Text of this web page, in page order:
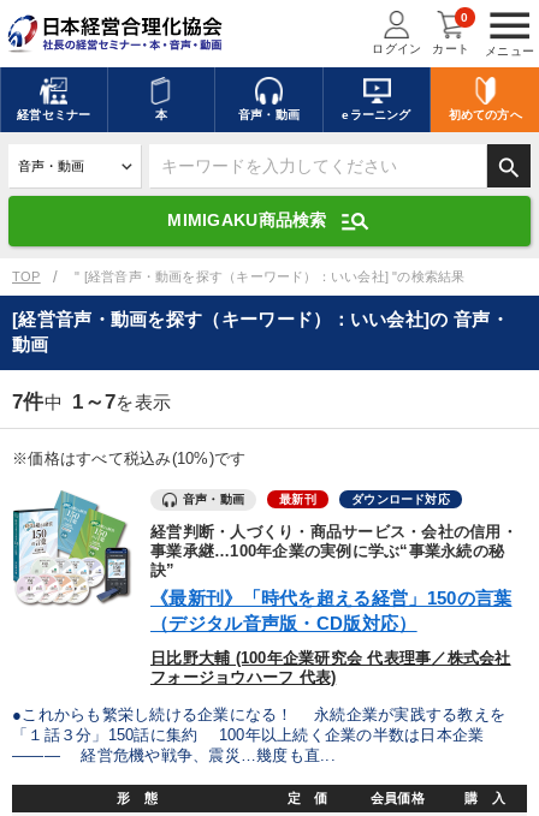
menu
メニュー
ログイン カート
0
経営セミナー 本 音声・動画 eラーニング 初めての方へ
search
MIMIGAKU商品検索 manage_search
キーワードを入力して探す
デジタル版対応のみ検索結果に表示する
search 上記の条件で検索
mic 講演収録物を探す
全国経営者セミナー講演収録物（全1315タイトル）からお探しいただけ
ます
優秀各社の智恵と戦略 事業家のロマンと経営
若手異才経営者の発想 専門家のアドバイス
リーダーの器量を学ぶ
テーマ
井上和弘の財務力UP 数字・税務・決算書
TOP " [経営音声・動画を探す（キーワード）：いい会社] "の検索結果
[経営音声・動画を探す（キーワード）：いい会社]の 音声・
動画
7件中 1～7を表示
※価格はすべて税込み(10%)です
音声・動画 最新刊 ダウンロード対応
経営判断・人づくり・商品サービス・会社の信用・
事業承継…100年企業の実例に学ぶ“事業永続の秘
訣”
《最新刊》「時代を超える経営」150の言葉
（デジタル音声版・CD版対応）
日比野大輔 (100年企業研究会 代表理事／株式会社
フォージョウハーフ 代表)
●これからも繁栄し続ける企業になる！ 永続企業が実践する教えを
「１話３分」150話に集約 100年以上続く企業の半数は日本企業
――― 経営危機や戦争、震災…幾度も直...
形 態 定 価 会員価格 購 入